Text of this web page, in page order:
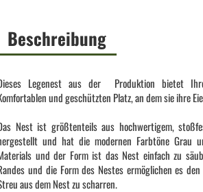
Beschreibung
Legenest aus der Produktion bietet
und geschützten Platz, an dem sie ihre
Nest ist größtenteils aus hochwertigem,
und hat die modernen Farbtöne Grau
und der Form ist das Nest einfach zu
und die Form des Nestes ermöglichen es
aus dem Nest zu scharren.